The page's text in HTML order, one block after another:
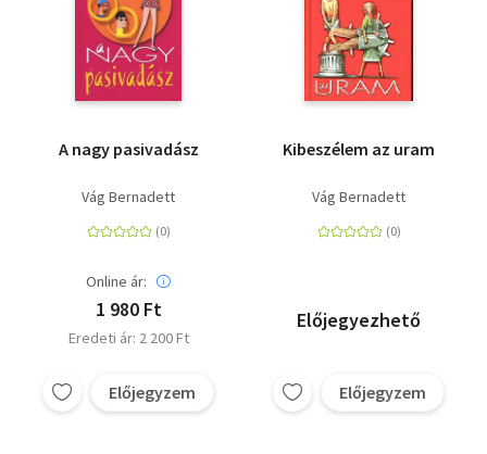
Történelem
A nagy pasivadász
Vág Bernadett
Online ár:
1 980 Ft
Eredeti ár: 2 200 Ft
Előjegyzem
Kibeszélem az uram
Vág Bernadett
Előjegyezhető
Előjegyzem